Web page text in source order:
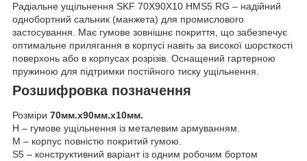
Радіальне ущільнення SKF 70X90X10 HMS5 RG – надійний
однобортний сальник (манжета) для промислового
застосування. Має гумове зовнішнє покриття, що забезпечує
оптимальне прилягання в корпусі навіть за високої шорсткості
поверхонь або в корпусах розрізів. Оснащений гартерною
пружиною для підтримки постійного тиску ущільнення.
Розшифровка позначення
Розміри 70мм.х90мм.х10мм.
H – гумове ущільнення із металевим армуванням.
M – корпус повністю покритий гумою.
S5 – конструктивний варіант із одним робочим бортом